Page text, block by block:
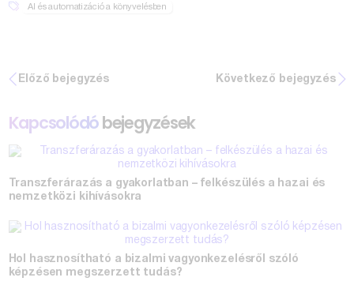
AI és automatizáció a könyvelésben
Előző bejegyzés Következő bejegyzés
Kapcsolódóbejegyzések
Transzferárazás a gyakorlatban – felkészülés a hazai és
nemzetközi kihívásokra
Hol hasznosítható a bizalmi vagyonkezelésről szóló
képzésen megszerzett tudás?